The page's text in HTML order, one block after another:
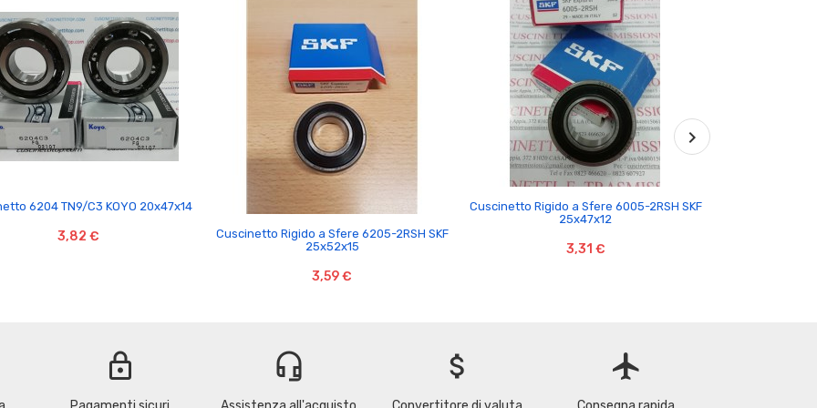

6204 TN9/C3 KOYO 20x47x14
3,82 € 
Cuscinetto Rigido a Sfere 6205-2RSH SKF
25x52x15
3,59 €

Cuscinetto Rigido a Sfere 6005-2RSH SKF
25x47x12
3,31 €
lock headset_mic attach_money flight